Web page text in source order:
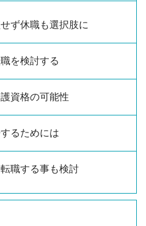
ず休職も選択肢に
を検討する
資格の可能性
るためには
職する事も検討